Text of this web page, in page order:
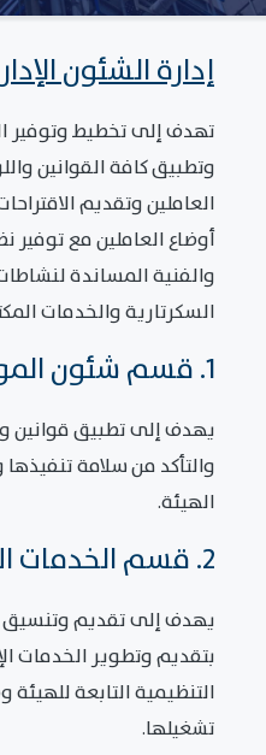
إدارة الشئون
تهدف إلى تخطيط وتوفير
وتطبيق كافة القوانين
العاملين وتقديم
أوضاع العاملين مع توفير
والفنية المساندة
السكرتارية والخدمات
1. قسم شئون الموظفين :-
يهدف إلى تطبيق قوانين
والتأكد من سلامة
الهيئة.
2. قسم الخدمات الأدارية :-
يهدف إلى تقديم وتنسيق
بتقديم وتطوير الخدمات
التنظيمية التابعة
تشغيلها.